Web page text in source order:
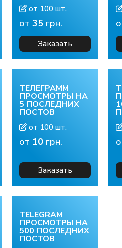
от 100 шт.
от 35грн.
Заказать
ТЕЛЕГРАММ
ПРОСМОТРЫ НА
5 ПОСЛЕДНИХ
ПОСТОВ
от 100 шт.
от 10грн.
Заказать
TELEGRAM
ПРОСМОТРЫ НА
500 ПОСЛЕДНИХ
ПОСТОВ